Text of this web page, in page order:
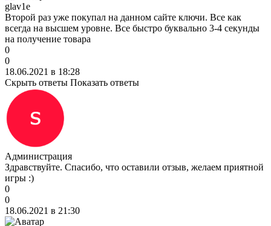
glav1e
Второй раз уже покупал на данном сайте ключи. Все как
всегда на высшем уровне. Все быстро буквально 3-4 секунды
на получение товара
0
0
18.06.2021 в 18:28
Скрыть ответы Показать ответы
Администрация
Здравствуйте. Спасибо, что оставили отзыв, желаем приятной
игры :)
0
0
18.06.2021 в 21:30